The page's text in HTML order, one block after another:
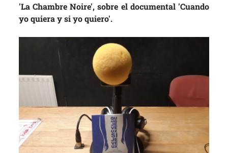
'La Chambre Noire', sobre el documental 'Cuando
yo quiera y si yo quiero'.